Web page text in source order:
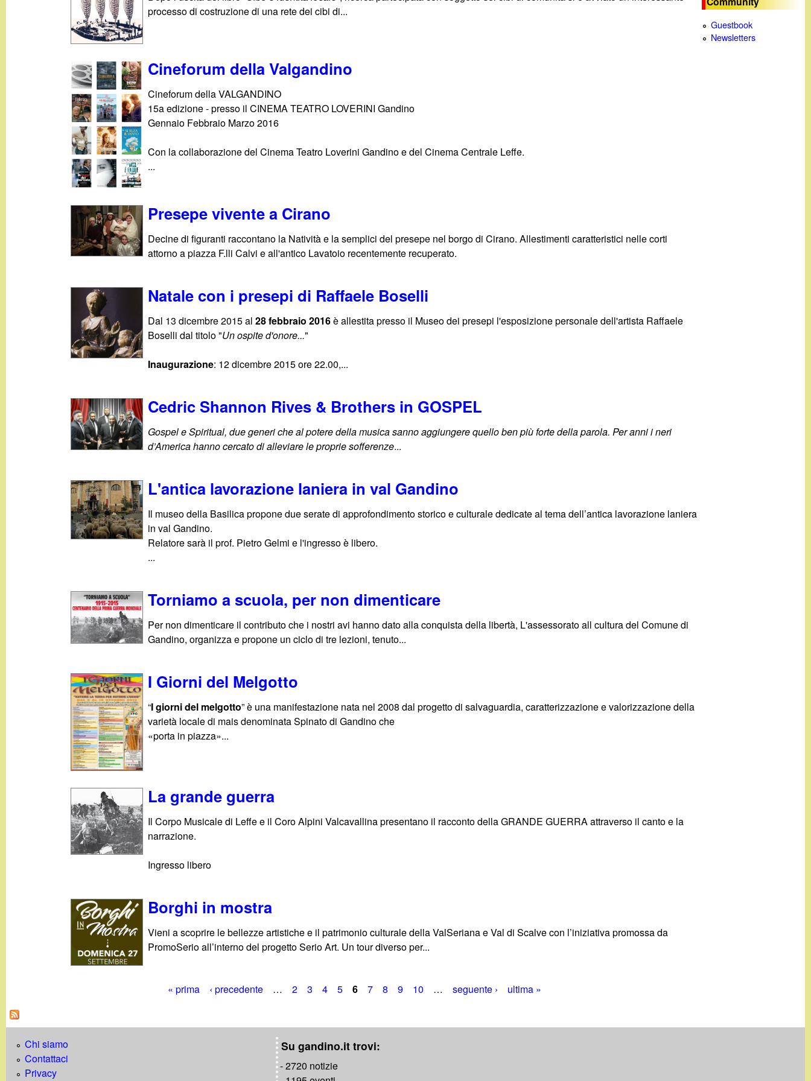
processo di costruzione di una rete dei cibi di...
Cineforum della Valgandino
Cineforum della VALGANDINO
15a edizione - presso il CINEMA TEATRO LOVERINI Gandino
Gennaio Febbraio Marzo 2016
Con la collaborazione del Cinema Teatro Loverini Gandino e del Cinema Centrale Leffe.
...
Presepe vivente a Cirano
Decine di figuranti raccontano la Natività e la semplici del presepe nel borgo di Cirano. Allestimenti caratteristici nelle corti
attorno a piazza F.lli Calvi e all'antico Lavatoio recentemente recuperato.
Natale con i presepi di Raffaele Boselli
Dal 13 dicembre 2015 al 28 febbraio 2016è allestita presso il Museo dei presepi l'esposizione personale dell'artista Raffaele
Boselli dal titolo "Un ospite d'onore..."
Inaugurazione: 12 dicembre 2015 ore 22.00,...
Cedric Shannon Rives & Brothers in GOSPEL
Gospel e Spiritual, due generi che al potere della musica sanno aggiungere quello ben più forte della parola. Per anni i neri
d’America hanno cercato di alleviare le proprie sofferenze...
L'antica lavorazione laniera in val Gandino
Il museo della Basilica propone due serate di approfondimento storico e culturale dedicate al tema dell’antica lavorazione laniera
in val Gandino.
Relatore sarà il prof. Pietro Gelmi e l'ingresso è libero.
...
Torniamo a scuola, per non dimenticare
Per non dimenticare il contributo che i nostri avi hanno dato alla conquista della libertà, L'assessorato all cultura del Comune di
Gandino, organizza e propone un ciclo di tre lezioni, tenuto...
I Giorni del Melgotto
“I giorni del melgotto” è una manifestazione nata nel 2008 dal progetto di salvaguardia, caratterizzazione e valorizzazione della
varietà locale di mais denominata Spinato di Gandino che
«porta in piazza»...
La grande guerra
Il Corpo Musicale di Leffe e il Coro Alpini Valcavallina presentano il racconto della GRANDE GUERRA attraverso il canto e la
narrazione.
Ingresso libero
Borghi in mostra
Vieni a scoprire le bellezze artistiche e il patrimonio culturale della ValSeriana e Val di Scalve con l’iniziativa promossa da
PromoSerio all’interno del progetto Serio Art. Un tour diverso per...
P
a
g
« prima ‹ precedente … 2 3 4 5 6 7 8 9 10 … seguente › ultima »
Guestbook
Newsletters
Chi siamo
Contattaci
Privacy
Su gandino.it trovi:
- 2720 notizie